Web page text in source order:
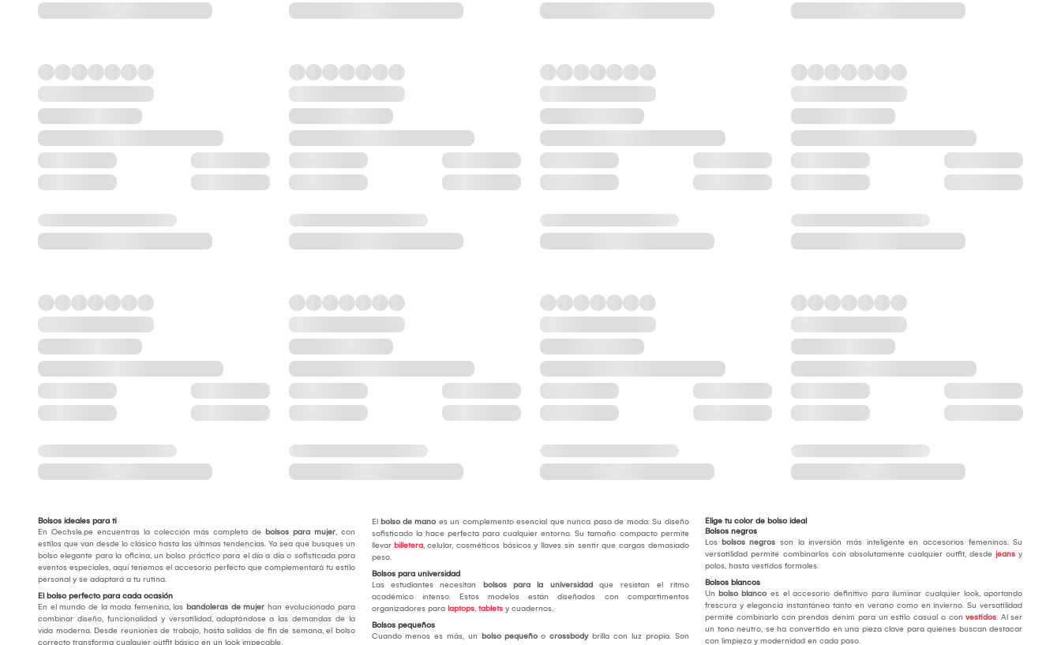
Bolsos ideales para ti
En Oechsle.pe encuentras la colección más completa de bolsos para mujer, con
estilos que van desde lo clásico hasta las últimas tendencias. Ya sea que busques un
bolso elegante para la oficina, un bolso práctico para el día a día o sofisticada para
eventos especiales, aquí tenemos el accesorio perfecto que complementará tu estilo
personal y se adaptará a tu rutina.
El bolso perfecto para cada ocasión
En el mundo de la moda femenina, las bandoleras de mujer han evolucionado para
combinar diseño, funcionalidad y versatilidad, adaptándose a las demandas de la
vida moderna. Desde reuniones de trabajo, hasta salidas de fin de semana, el bolso
correcto transforma cualquier outfit básico en un look impecable.
El bolso de mano es un complemento esencial que nunca pasa de moda. Su diseño
sofisticado la hace perfecta para cualquier entorno. Su tamaño compacto permite
llevar billetera, celular, cosméticos básicos y llaves sin sentir que cargas demasiado
peso.
Bolsos para universidad
Las estudiantes necesitan
bolsos para la universidad que resistan el ritmo
académico intenso. Estos modelos están diseñados con compartimentos
organizadores para laptops, tabletsy cuadernos.
Bolsos pequeños
Cuando menos es más, un
bolso pequeñoo crossbody brilla con luz propia. Son
Elige tu color de bolso ideal
Bolsos negros
Los bolsos negros son la inversión más inteligente en accesorios femeninos. Su
versatilidad permite combinarlos con absolutamente cualquier outfit, desdejeans y
polos, hasta vestidos formales.
Bolsos blancos
Un bolso blanco es el accesorio definitivo para iluminar cualquier look, aportando
frescura y elegancia instantánea tanto en verano como en invierno. Su versatilidad
permite combinarlo con prendas denim para un estilo casual o convestidos. Al ser
un tono neutro, se ha convertido en una pieza clave para quienes buscan destacar
con limpieza y modernidad en cada paso.